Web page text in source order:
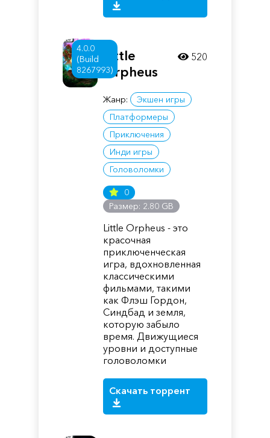
4.0.0
(Build
8267993)
Little
Orpheus
Жанр:
Экшен игры
Платформеры
Приключения
Инди игры
Головоломки
0
Размер: 2.80 GB
Little Orpheus - это
красочная
приключенческая
игра, вдохновленная
классическими
фильмами, такими
как Флэш Гордон,
Синдбад и земля,
которую забыло
время. Движущиеся
уровни и доступные
головоломки
Скачать торрент
520